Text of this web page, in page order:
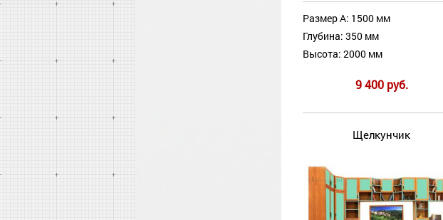
Размер А: 1500 мм
Глубина: 350 мм
Высота: 2000 мм
9 400 руб.
Щелкунчик